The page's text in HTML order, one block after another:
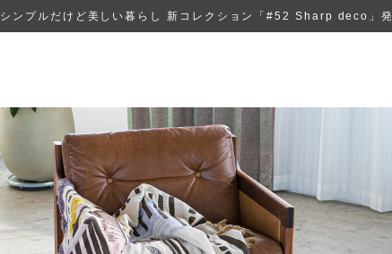
シンプルだけど美しい暮らし 新コレクション「#52 Sharp deco」